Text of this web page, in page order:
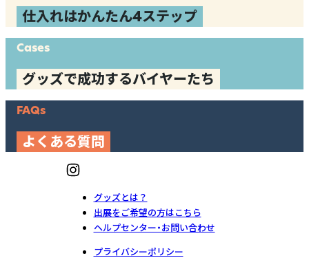
仕入れはかんたん4ステップ
Cases
グッズで成功するバイヤーたち
FAQs
よくある質問
グッズとは？
出展をご希望の方はこちら
ヘルプセンター・お問い合わせ
プライバシーポリシー